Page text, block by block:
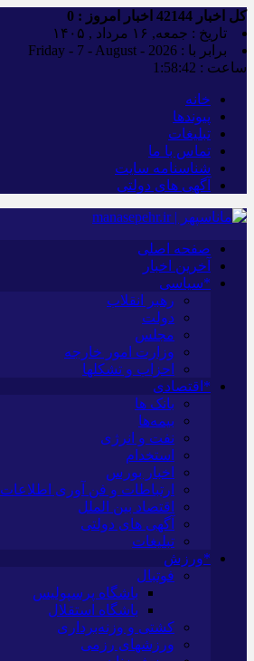
کل اخبار اخبار امروز : 0
تاریخ : جمعه, ۱۶ مرداد , ۱۴۰۵
برابر با : Friday - 7 - August - 2026
ساعت : 1:58:43
خانه
پیوندها
تبلیغات
تماس با ما
شناسنامه سایت
آگهی های دولتی
صفحه اصلی
آخرین اخبار
*سیاسی
رهبر انقلاب
دولت
مجلس
وزارت امور خارجه
احزاب و تشکلها
*اقتصادی
بانک ها
بیمه‌ها
نفت و انرژی
استخدام
اخبار بورس
ارتباطات و فن آوری اطلاعات
اقتصاد بین الملل
آگهی های دولتی
تبلیغات
*ورزش
فوتبال
باشگاه پرسپولیس
باشگاه استقلال
کشتی و وزنه‌برداری
ورزشهای رزمی